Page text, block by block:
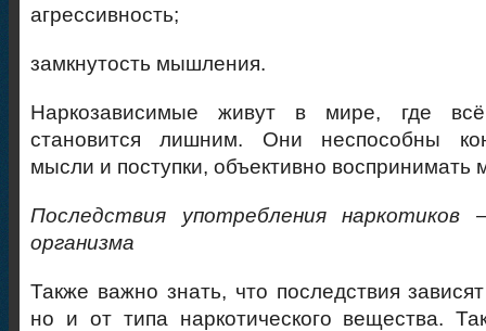
агрессивность;
замкнутость мышления.
Наркозависимые живут в мире, где
становится лишним. Они неспособны
мысли и поступки, объективно воспринимать
Последствия употребления
организма
Также важно знать, что последствия
но и от типа наркотического вещества.